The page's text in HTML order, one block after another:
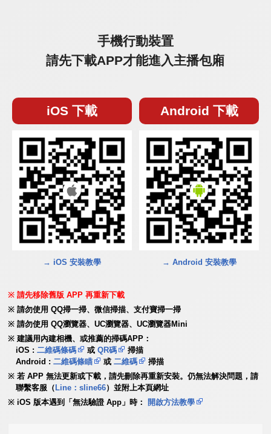
手機行動裝置
請先下載APP才能進入主播包廂
iOS 下載
→ iOS 安裝教學
Android 下載
→ Android 安裝教學
請先移除舊版 APP 再重新下載
請勿使用 QQ掃一掃、微信掃描、支付寶掃一掃
請勿使用 QQ瀏覽器、UC瀏覽器、UC瀏覽器Mini
建議用內建相機、或推薦的掃碼APP：
iOS :二維碼條碼 或QR碼
掃描
Android :二維碼條瞄 或二維碼
掃描
若 APP 無法更新或下載，請先刪除再重新安裝。仍無法解決問題，請
聯繫客服（ Line：sline66）並附上本頁網址
iOS 版本遇到「無法驗證 App」時：
開啟方法教學